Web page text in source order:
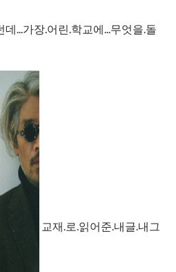
...가장.어린.학교에...무엇을.돌
교재.로.읽어준.내글.내그